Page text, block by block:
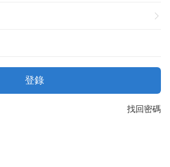
登錄
找回密碼